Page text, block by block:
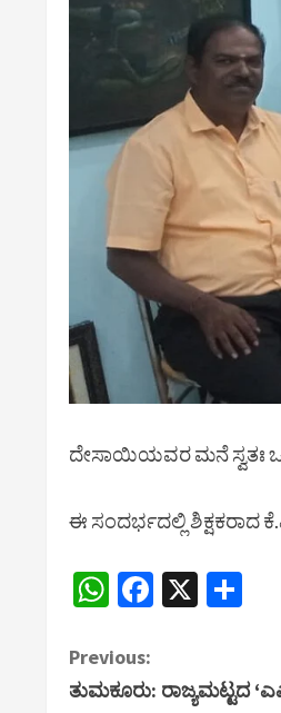
ದೇಸಾಯಿಯವರ ಮನೆ ಸ್ವತಃ
ಈ ಸಂದರ್ಭದಲ್ಲಿ
WhatsApp
Facebook
X
C
Previous:
ತುಮಕೂರು: ರಾಜ್ಯಮಟ್ಟದ